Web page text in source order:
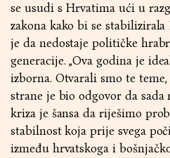
se usudi s Hrvatima ući u
zakona kako bi se
je da nedostaje političke
generacije. „Ova godina je
izborna. Otvarali smo te
strane je bio odgovor da
kriza je šansa da riješimo
stabilnost koja prije svega
između hrvatskoga i